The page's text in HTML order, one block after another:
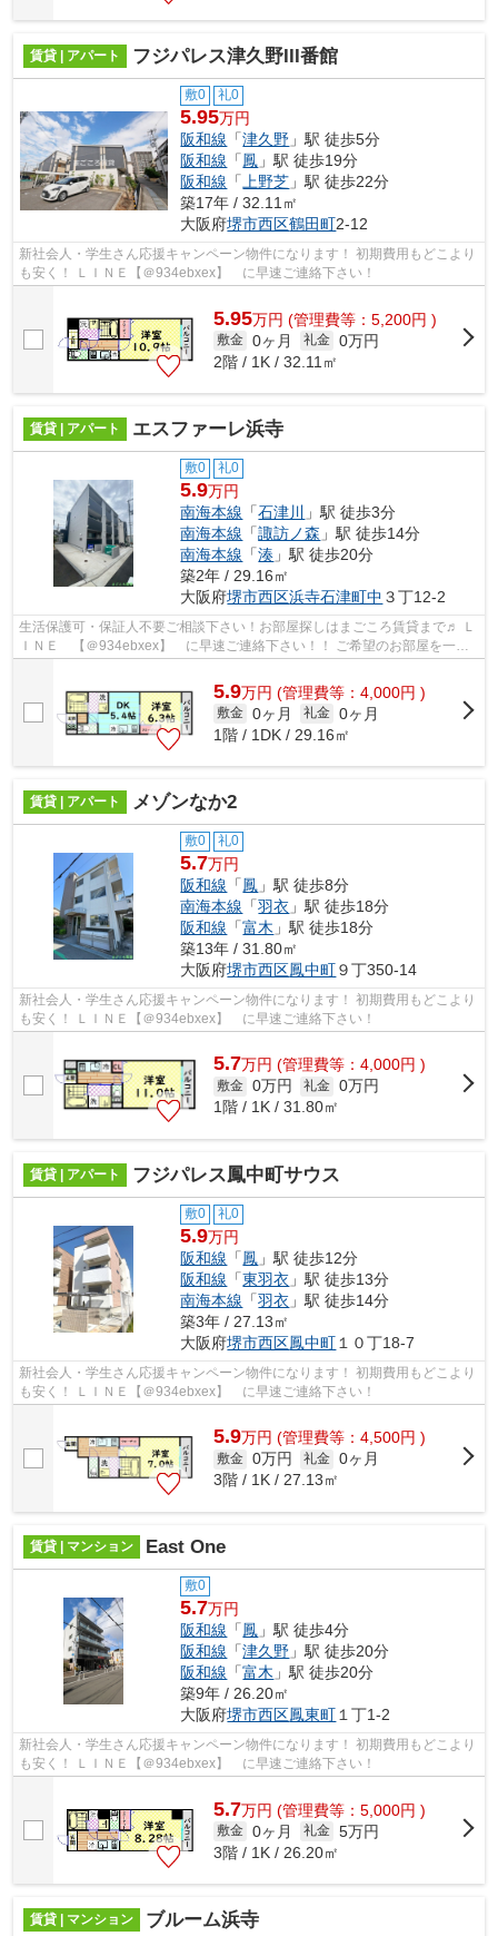
賃貸 | アパート フジパレス津久野III番館
敷0 礼0
5.95万円
阪和線 「津久野 」駅 徒歩5分
阪和線 「鳳 」駅 徒歩19分
阪和線 「上野芝 」駅 徒歩22分
築17年 / 32.11㎡
大阪府堺市西区鶴田町2-12
新社会人・学生さん応援キャンペーン物件になります！ 初期費用もどこより
も安く！ ＬＩＮＥ【＠934ebxex】 に早速ご連絡下さい！
5.95万円 (管理費等：5,200円 )
敷金 0ヶ月 礼金 0万円
2階 / 1K / 32.11㎡
賃貸 | アパート エスファーレ浜寺
敷0 礼0
5.9万円
南海本線 「石津川
」駅 徒歩3分
南海本線 「諏訪ノ森 」駅 徒歩14分
南海本線 「湊 」駅 徒歩20分
築2年 / 29.16㎡
大阪府堺市西区浜寺石津町中 ３丁12-2
生活保護可・保証人不要ご相談下さい！お部屋探しはまごころ賃貸まで♬ Ｌ
ＩＮＥ 【＠934ebxex】 に早速ご連絡下さい！！ ご希望のお部屋を一緒
5.9万円 (管理費等：4,000円 )
敷金 0ヶ月 礼金 0ヶ月
1階 / 1DK / 29.16㎡
賃貸 | アパート メゾンなか2
敷0 礼0
5.7万円
阪和線 「鳳 」駅 徒歩8分
南海本線 「羽衣 」駅 徒歩18分
阪和線 「富木 」駅 徒歩18分
築13年 / 31.80㎡
大阪府堺市西区鳳中町９丁350-14
新社会人・学生さん応援キャンペーン物件になります！ 初期費用もどこより
も安く！ ＬＩＮＥ【＠934ebxex】 に早速ご連絡下さい！
5.7万円 (管理費等：4,000円 )
敷金 0万円 礼金 0万円
1階 / 1K / 31.80㎡
賃貸 | アパート フジパレス鳳中町サウス
敷0 礼0
5.9万円
阪和線 「鳳 」駅 徒歩12分
阪和線 「東羽衣 」駅 徒歩13分
南海本線 「羽衣 」駅 徒歩14分
築3年 / 27.13㎡
大阪府堺市西区鳳中町 １０丁18-7
新社会人・学生さん応援キャンペーン物件になります！ 初期費用もどこより
も安く！ ＬＩＮＥ【＠934ebxex】 に早速ご連絡下さい！
5.9万円 (管理費等：4,500円 )
敷金 0万円 礼金 0ヶ月
3階 / 1K / 27.13㎡
賃貸 | マンション East One
敷0
5.7万円
阪和線 「鳳 」駅 徒歩4分
阪和線 「津久野 」駅 徒歩20分
阪和線 「富木 」駅 徒歩20分
築9年 / 26.20㎡
大阪府堺市西区鳳東町１丁1-2
新社会人・学生さん応援キャンペーン物件になります！ 初期費用もどこより
も安く！ ＬＩＮＥ【＠934ebxex】 に早速ご連絡下さい！
5.7万円 (管理費等：5,000円 )
敷金 0ヶ月 礼金 5万円
3階 / 1K / 26.20㎡
賃貸 | マンション ブルーム浜寺